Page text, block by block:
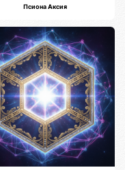
Псиона Аксия